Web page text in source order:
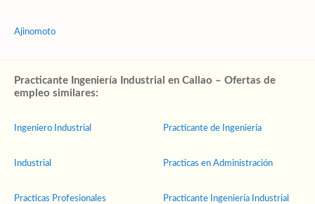
Ajinomoto
Practicante Ingeniería Industrial en Callao – Ofertas de
empleo similares:
Ingeniero Industrial
Industrial
Practicas Profesionales
Practicante de Ingeniería
Practicas en Administración
Practicante Ingeniería Industrial